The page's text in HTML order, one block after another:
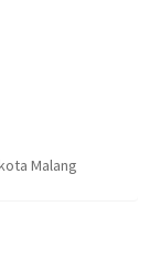
Malang